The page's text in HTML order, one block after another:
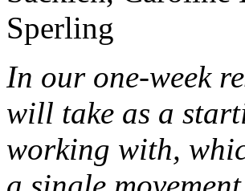
Sperling
In our one-week
will take as a
working with,